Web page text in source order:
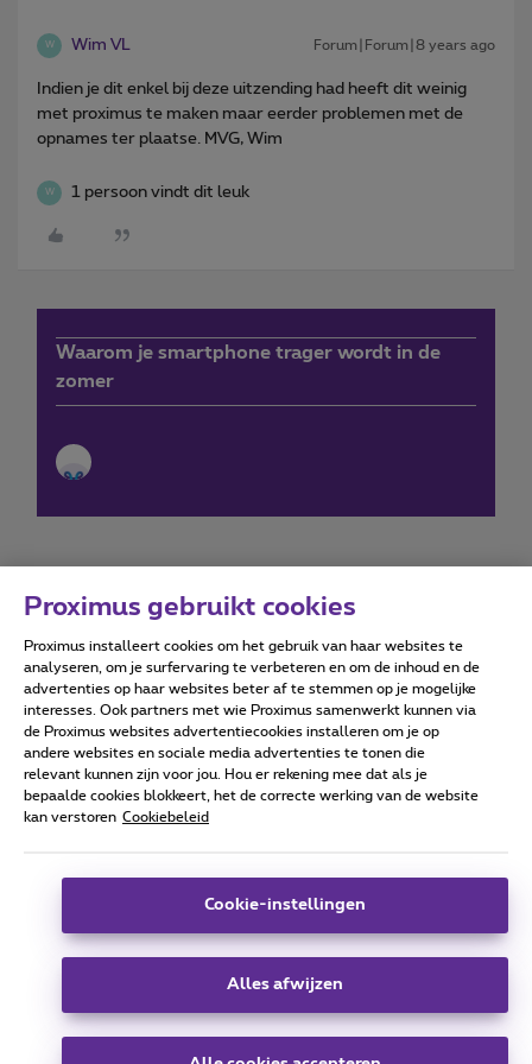
W Wim VL Forum|Forum|8 years ago
Indien je dit enkel bij deze uitzending had heeft dit weinig
met proximus te maken maar eerder problemen met de
opnames ter plaatse. MVG, Wim
W 1 persoon vindt dit leuk
Waarom je smartphone trager wordt in de
zomer
Forumvoorwaarden Accessibility statement
Alle rechten voorbehouden. © Proximus
Algemene voorwaarden, consumenteninfo
Deze website is gecreëerd en wordt beheerd conform het
Koning Albert II-laan 27 - B-1030 Brussel.
Carrier & Wholesale Solutions
Proximus gebruikt cookies
Proximus installeert cookies om het gebruik van haar websites te
analyseren, om je surfervaring te verbeteren en om de inhoud en de
advertenties op haar websites beter af te stemmen op je mogelijke
interesses. Ook partners met wie Proximus samenwerkt kunnen via
de Proximus websites advertentiecookies installeren om je op
andere websites en sociale media advertenties te tonen die
relevant kunnen zijn voor jou. Hou er rekening mee dat als je
bepaalde cookies blokkeert, het de correcte werking van de website
kan verstoren Cookiebeleid
Cookie-instellingen
Alles afwijzen